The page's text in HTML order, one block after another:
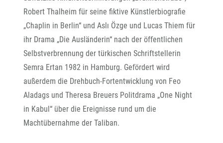
Robert Thalheim für seine fiktive Künstlerbiografie
„Chaplin in Berlin“ und Aslı Özge und Lucas Thiem für
ihr Drama „Die Ausländerin“ nach der öffentlichen
Selbstverbrennung der türkischen Schriftstellerin
Semra Ertan 1982 in Hamburg. Gefördert wird
außerdem die Drehbuch-Fortentwicklung von Feo
Aladags und Theresa Breuers Politdrama „One Night
in Kabul“ über die Ereignisse rund um die
Machtübernahme der Taliban.